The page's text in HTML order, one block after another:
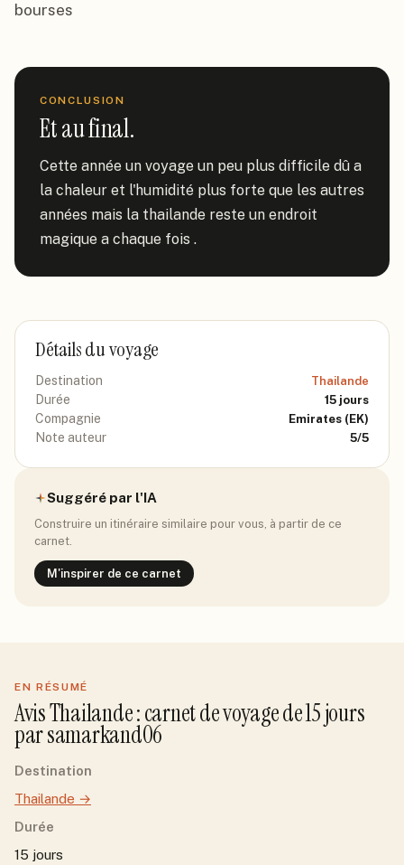
bourses
CONCLUSION
Et au final.
Cette année un voyage un peu plus difficile dû a
la chaleur et l'humidité plus forte que les autres
années mais la thailande reste un endroit
magique a chaque fois .
Détails du voyage
Destination Thailande
Durée 15 jours
Compagnie Emirates (EK)
Note auteur 5/5
Suggéré par l'IA
Construire un itinéraire similaire pour vous, à partir de ce
carnet.
M'inspirer de ce carnet
EN RÉSUMÉ
AvisThailande: carnet de voyage de15jours
parsamarkand06
Destination
Thailande →
Durée
15 jours